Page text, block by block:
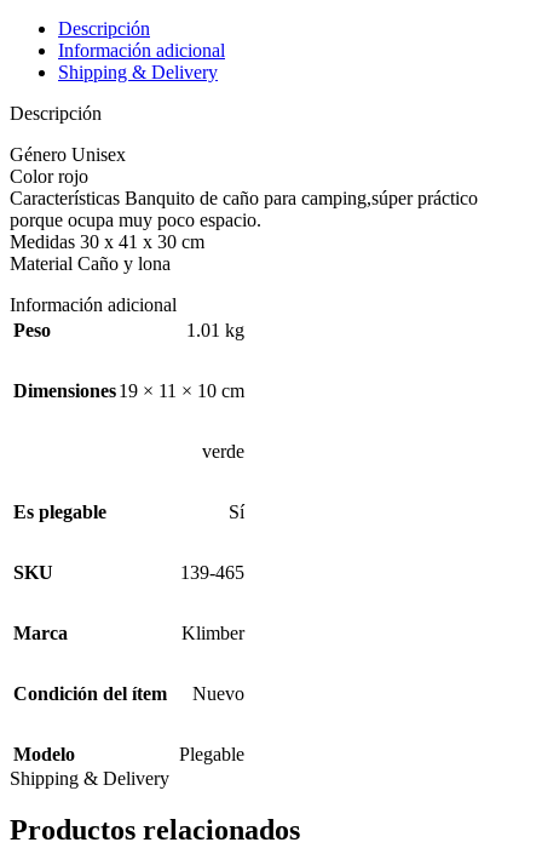
Descripción
Información adicional
Shipping & Delivery
Descripción
Género Unisex
Color rojo
Características Banquito de caño para camping,súper práctico
porque ocupa muy poco espacio.
Medidas 30 x 41 x 30 cm
Material Caño y lona
Información adicional
Peso
1.01 kg
Dimensiones19 × 11 × 10 cm
verde
Es plegable Sí
SKU 139-465
Marca Klimber
Condición del ítem Nuevo
Modelo
Plegable
Shipping & Delivery
Productos relacionados